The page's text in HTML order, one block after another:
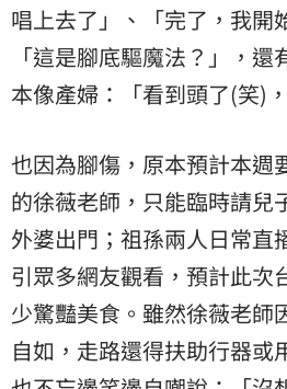
唱上去了」、「完了，我開
「這是腳底驅魔法？」，
本像產婦：「看到頭了(笑)
也因為腳傷，原本預計本週
的徐薇老師，只能臨時請兒
外婆出門；祖孫兩人日常直
引眾多網友觀看，預計此次
少驚豔美食。雖然徐薇老師
自如，走路還得扶助行器或